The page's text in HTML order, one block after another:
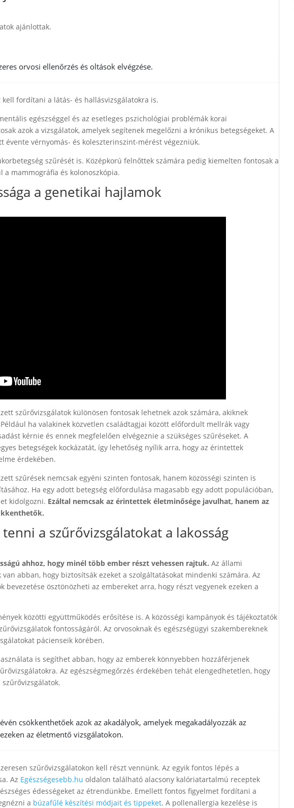
ajánlottak.
orvosi ellenőrzés és oltások elvégzése.
fordítani a látás- és hallásvizsgálatokra is.
egészséggel és az esetleges pszichológiai problémák korai
azok a vizsgálatok, amelyek segítenek megelőzni a krónikus betegségeket. A
vérnyomás- és koleszterinszint-mérést végezniük.
szűrését is. Középkorú felnőttek számára pedig kiemelten fontosak a
mammográfia és kolonoszkópia.
a genetikai hajlamok
szűrővizsgálatok különösen fontosak lehetnek azok számára, akiknek
ha valakinek közvetlen családtagjai között előfordult mellrák vagy
kérnie és ennek megfelelően elvégeznie a szükséges szűréseket. A
betegségek kockázatát, így lehetőség nyílik arra, hogy az érintettek
érdekében.
szűrések nemcsak egyéni szinten fontosak, hanem közösségi szinten is
Ha egy adott betegség előfordulása magasabb egy adott populációban,
kidolgozni. Ezáltal nemcsak az érintettek életminősége javulhat, hanem az
a szűrővizsgálatokat a lakosság
ahhoz, hogy minél több ember részt vehessen rajtuk. Az állami
abban, hogy biztosítsák ezeket a szolgáltatásokat mindenki számára. Az
bevezetése ösztönözheti az embereket arra, hogy részt vegyenek ezeken a
közötti együttműködés erősítése is. A közösségi kampányok és tájékoztatók
fontosságáról. Az orvosoknak és egészségügyi szakembereknek
pácienseik körében.
is segíthet abban, hogy az emberek könnyebben hozzáférjenek
Az egészségmegőrzés érdekében tehát elengedhetetlen, hogy
csökkenthetőek azok az akadályok, amelyek megakadályozzák az
az életmentő vizsgálatokon.
szűrővizsgálatokon kell részt vennünk. Az egyik fontos lépés a
Az Egészségesebb.hu oldalon található alacsony kalóriatartalmú receptek
édességeket az étrendünkbe. Emellett fontos figyelmet fordítani a
a búzafűlé készítési módjait és tippeket. A pollenallergia kezelése is